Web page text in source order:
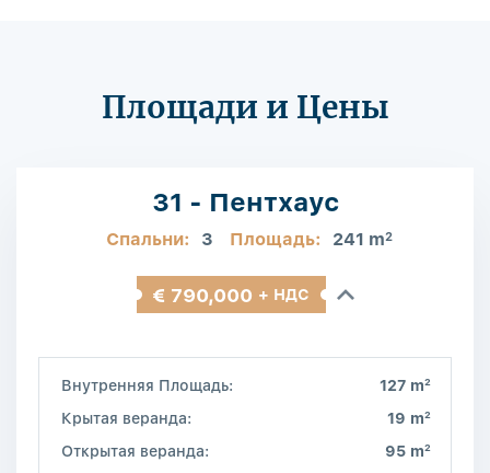
Площади и Цены
31 - Пентхаус
Спальни: 3 Площадь: 241 m2
€ 790,000 + НДС
Внутренняя Площадь: 127 m2
Крытая веранда: 19 m2
Открытая веранда: 95 m2